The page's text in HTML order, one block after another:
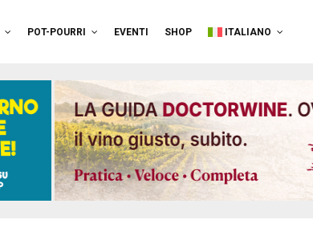
POT-POURRI EVENTI SHOP ITALIANO